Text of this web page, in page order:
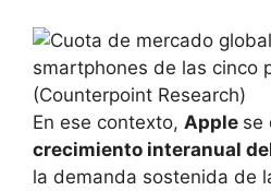
En ese contexto, Apple se
crecimiento interanual
la demanda sostenida de